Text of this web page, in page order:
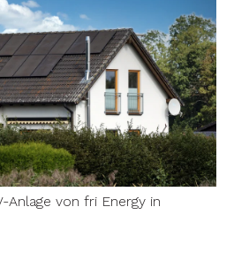
Anlage von fri Energy in